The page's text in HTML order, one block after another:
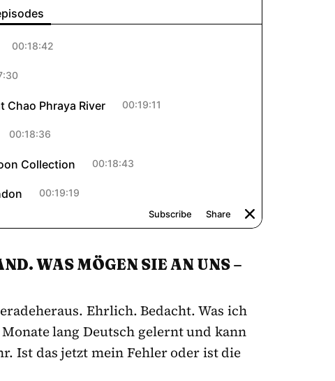
WAS MÖGEN SIE AN UNS –
Ehrlich. Bedacht. Was ich
lang Deutsch gelernt und kann
Ist das jetzt mein Fehler oder ist die